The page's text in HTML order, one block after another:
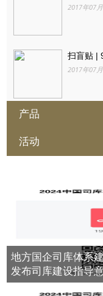
2017年07
扫盲贴 |
2017年07
行、券
2017年07
2017年07
产品
2018年03
国内首单
2018年02
活动
新质生
2024年12
进博观
进口博
周年
2024年11
地方国企司库体系
发布司库建设指导